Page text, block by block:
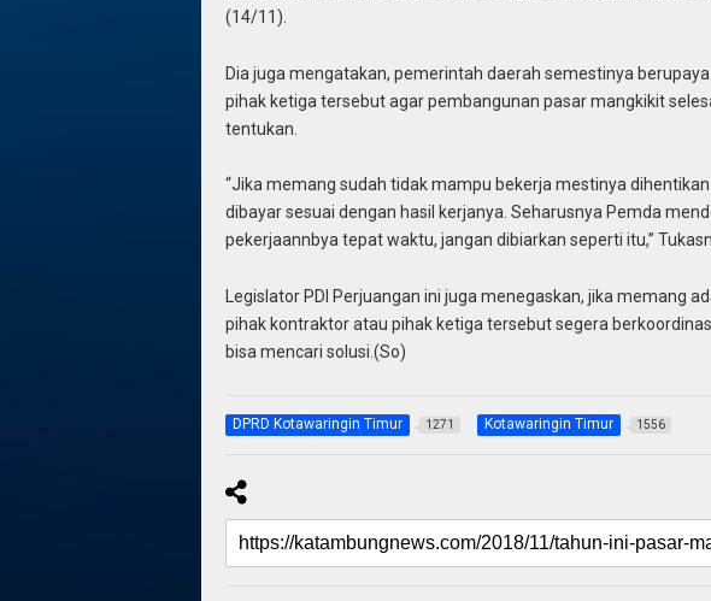
(14/11).
Dia juga mengatakan, pemerintah daerah semestinya
pihak ketiga tersebut agar pembangunan pasar mangkikit
tentukan.
“Jika memang sudah tidak mampu bekerja mestinya
dibayar sesuai dengan hasil kerjanya. Seharusnya Pemda
pekerjaannbya tepat waktu, jangan dibiarkan seperti itu,”
Legislator PDI Perjuangan ini juga menegaskan, jika memang
pihak kontraktor atau pihak ketiga tersebut segera
bisa mencari solusi.(So)
DPRD Kotawaringin Timur 1271 Kotawaringin Timur 1556